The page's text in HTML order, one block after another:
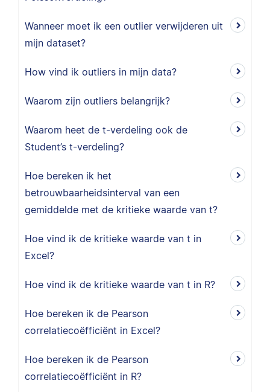
Wanneer moet ik een outlier verwijderen uit
mijn dataset?
How vind ik outliers in mijn data?
Waarom zijn outliers belangrijk?
Waarom heet de t-verdeling ook de
Student’s t-verdeling?
Hoe bereken ik het
betrouwbaarheidsinterval van een
gemiddelde met de kritieke waarde van t?
Hoe vind ik de kritieke waarde van t in
Excel?
Hoe vind ik de kritieke waarde van t in R?
Hoe bereken ik de Pearson
correlatiecoëfficiënt in Excel?
Hoe bereken ik de Pearson
correlatiecoëfficiënt in R?